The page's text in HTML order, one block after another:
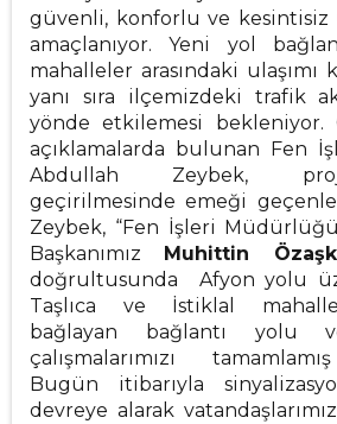
güvenli, konforlu ve kesintisiz
amaçlanıyor. Yeni yol
mahalleler arasındaki ulaşımı
yanı sıra ilçemizdeki trafik
yönde etkilemesi bekleniyor.
açıklamalarda bulunan Fen
Abdullah Zeybek,
geçirilmesinde emeği
Zeybek, “Fen İşleri
Başkanımız Muhittin
doğrultusunda Afyon yolu
Taşlıca ve İstiklal
bağlayan bağlantı yolu
çalışmalarımızı
Bugün itibarıyla
devreye alarak